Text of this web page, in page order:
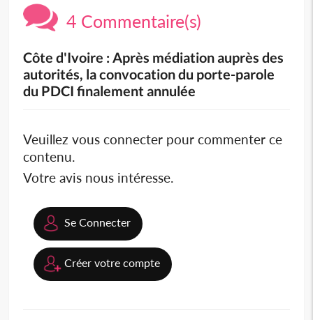
4 Commentaire(s)
Côte d'Ivoire : Après médiation auprès des
autorités, la convocation du porte-parole
du PDCI finalement annulée
Veuillez vous connecter pour commenter ce
contenu.
Votre avis nous intéresse.
Se Connecter
Créer votre compte